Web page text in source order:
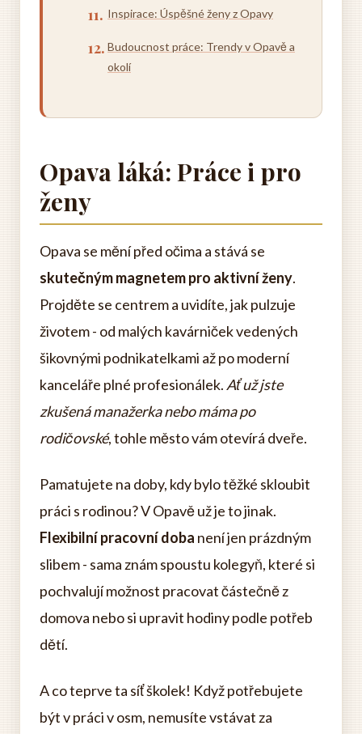
Inspirace: Úspěšné ženy z Opavy
Budoucnost práce: Trendy v Opavě a
okolí
Opava láká: Práce i pro
ženy
Opava se mění před očima a stává se
skutečným magnetem pro aktivní ženy.
Projděte se centrem a uvidíte, jak pulzuje
životem - od malých kavárniček vedených
šikovnými podnikatelkami až po moderní
kanceláře plné profesionálek. Ať už jste
zkušená manažerka nebo máma po
rodičovské, tohle město vám otevírá dveře.
Pamatujete na doby, kdy bylo těžké skloubit
práci s rodinou? V Opavě už je to jinak.
Flexibilní pracovní doba není jen prázdným
slibem - sama znám spoustu kolegyň, které si
pochvalují možnost pracovat částečně z
domova nebo si upravit hodiny podle potřeb
dětí.
A co teprve ta síť školek! Když potřebujete
být v práci v osm, nemusíte vstávat za